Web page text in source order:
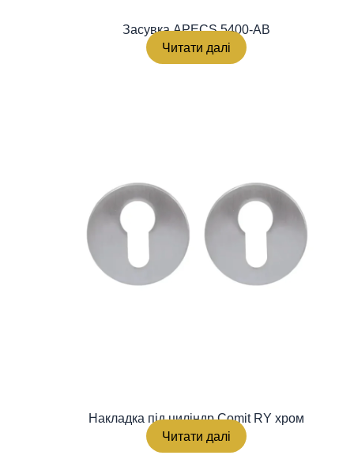
Засувка APECS 5400-AB
Читати далі
Накладка під циліндр Comit RY хром
Читати далі